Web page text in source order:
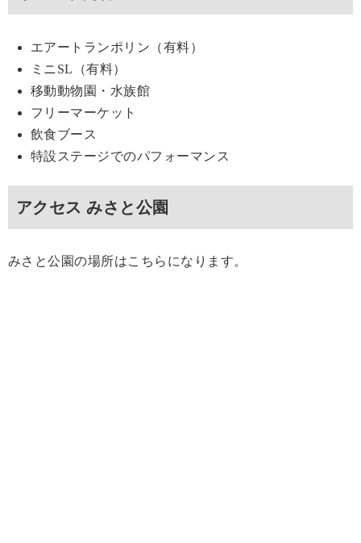
エアートランポリン（有料）
ミニSL（有料）
移動動物園・水族館
フリーマーケット
飲食ブース
特設ステージでのパフォーマンス
アクセス みさと公園
みさと公園の場所はこちらになります。